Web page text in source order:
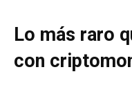
Lo más raro
con